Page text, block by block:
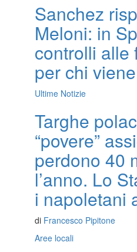
Sanchez
Meloni: in
controlli alle
per chi
Ultime Notizie
Targhe
“povere”
perdono 40
l’anno. Lo
i napoletani
di Francesco Pipitone
Aree locali